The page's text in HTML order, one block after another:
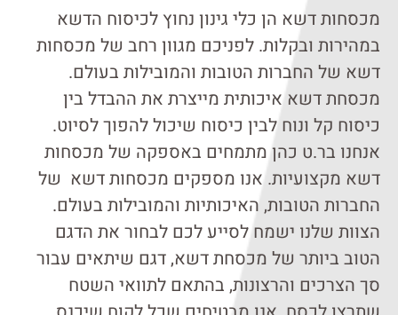
מכסחות דשא הן כלי גינון נחוץ לכיסוח הדשא
במהירות ובקלות. לפניכם מגוון רחב של מכסחות
דשא של החברות הטובות והמובילות בעולם.
מכסחת דשא איכותית מייצרת את ההבדל בין
כיסוח קל ונוח לבין כיסוח שיכול להפוך לסיוט.
אנחנו בר.ט כהן מתמחים באספקה של מכסחות
דשא מקצועיות. אנו מספקים מכסחות דשא של
החברות הטובות, האיכותיות והמובילות בעולם.
הצוות שלנו ישמח לסייע לכם לבחור את הדגם
הטוב ביותר של מכסחת דשא, דגם שיתאים עבור
סך הצרכים והרצונות, בהתאם לתוואי השטח